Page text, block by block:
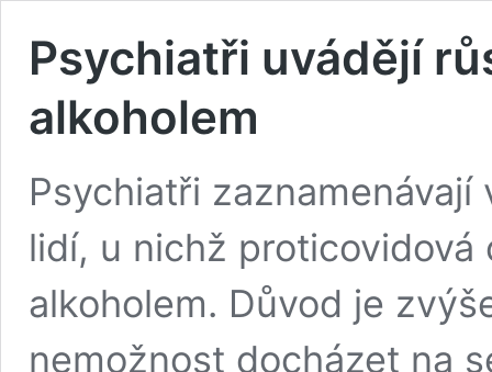
Psychiatři uvádějí
alkoholem
Psychiatři
lidí, u nichž
alkoholem. Důvod je
nemožnost docházet na